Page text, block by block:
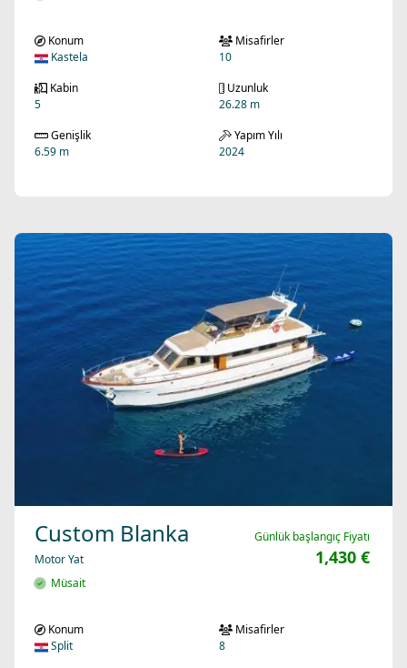
Konum
Kastela
Misafirler
10
Kabin
5
Uzunluk
26.28 m
Genişlik
6.59 m
Yapım Yılı
2024
Custom Blanka
Motor Yat
Müsait
Günlük başlangıç Fiyatı
1,430 €
Konum
Split
Misafirler
8